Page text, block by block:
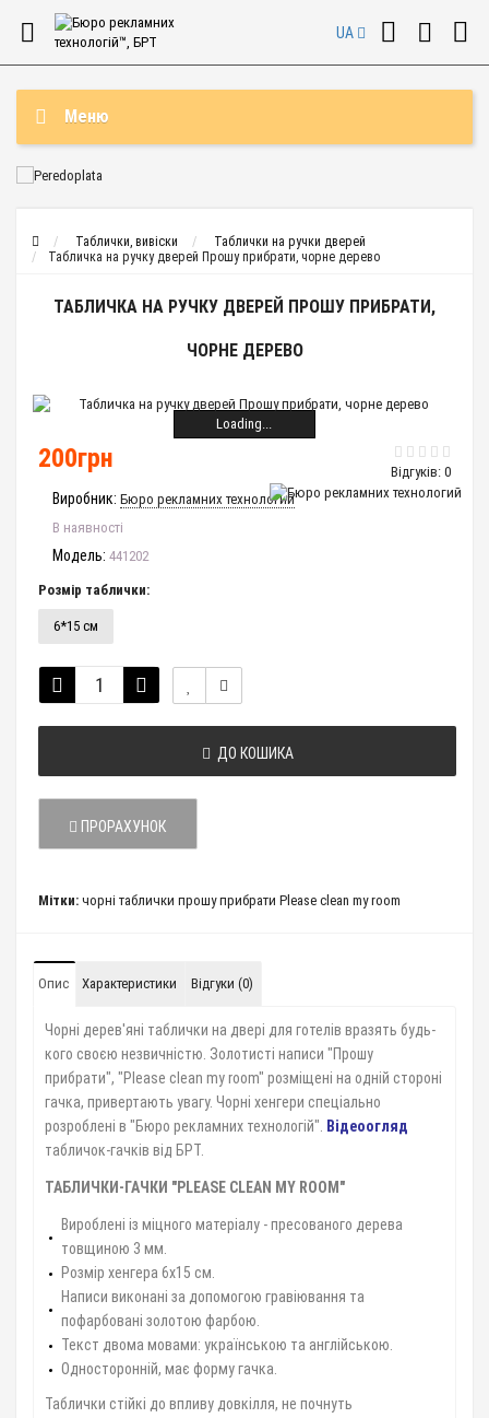
UA
Меню
Таблички, вивіски
Таблички на ручки дверей
Табличка на ручку дверей Прошу прибрати, чорне дерево
ТАБЛИЧКА НА РУЧКУ ДВЕРЕЙ ПРОШУ ПРИБРАТИ,
ЧОРНЕ ДЕРЕВО
Loading...
Відгуків: 0
200грн
Виробник: Бюро рекламних технологий
В наявності
Модель: 441202
Розмір таблички:
6*15 см
ДО КОШИКА
ПРОРАХУНОК
Мітки: чорні таблички прошу прибрати Please clean my room
Опис Характеристики Відгуки (0)
Чорні дерев'яні таблички на двері для готелів вразять будь-
кого своєю незвичністю. Золотисті написи "Прошу
прибрати", "Please clean my room" розміщені на одній стороні
гачка, привертають увагу. Чорні хенгери спеціально
розроблені в "Бюро рекламних технологій".
Відеоогляд
табличок-гачків від БРТ.
ТАБЛИЧКИ-ГАЧКИ "PLEASE CLEAN MY ROOM"
Вироблені із міцного матеріалу - пресованого дерева
товщиною 3 мм.
Розмір хенгера 6х15 см.
Написи виконані за допомогою гравіювання та
пофарбовані золотою фарбою.
Текст двома мовами: українською та англійською.
Односторонній, має форму гачка.
Таблички стійкі до впливу довкілля, не почнуть